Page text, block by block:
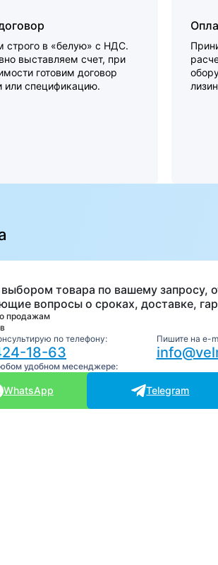
строго в «белую» с НДС.
выставляем счет, при
готовим договор
или спецификацию.
товара по вашему запросу,
вопросы о сроках, доставке,
продажам
по телефону:
18-63
Пишите на e-
удобном месенджере:
WhatsApp Telegram